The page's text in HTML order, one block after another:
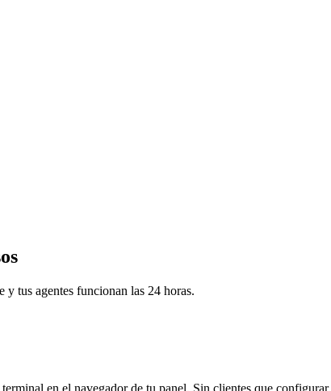
tus agentes funcionan las 24 horas.
en el navegador de tu panel. Sin clientes que configurar.